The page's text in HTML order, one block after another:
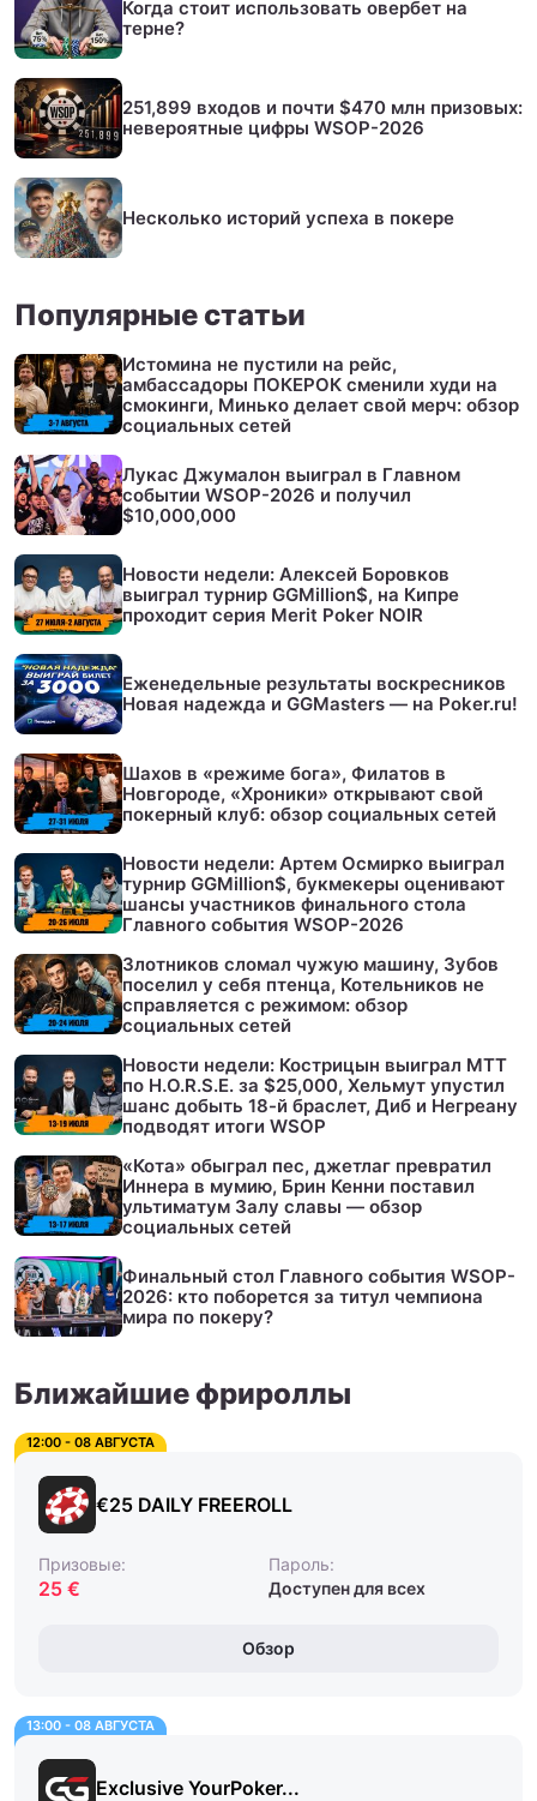
Когда стоит использовать овербет на
терне?
251,899 входов и почти $470 млн призовых:
невероятные цифры WSOP-2026
Несколько историй успеха в покере
Популярные статьи
Истомина не пустили на рейс,
амбассадоры ПОКЕРОК сменили худи на
смокинги, Минько делает свой мерч: обзор
социальных сетей
Лукас Джумалон выиграл в Главном
событии WSOP-2026 и получил
$10,000,000
Новости недели: Алексей Боровков
выиграл турнир GGMillion$, на Кипре
проходит серия Merit Poker NOIR
Еженедельные результаты воскресников
Новая надежда и GGMasters — на Poker.ru!
Шахов в «режиме бога», Филатов в
Новгороде, «Хроники» открывают свой
покерный клуб: обзор социальных сетей
Новости недели: Артем Осмирко выиграл
турнир GGMillion$, букмекеры оценивают
шансы участников финального стола
Главного события WSOP-2026
Злотников сломал чужую машину, Зубов
поселил у себя птенца, Котельников не
справляется с режимом: обзор
социальных сетей
Новости недели: Кострицын выиграл МТТ
по H.O.R.S.E. за $25,000, Хельмут упустил
шанс добыть 18-й браслет, Диб и Негреану
подводят итоги WSOP
«Кота» обыграл пес, джетлаг превратил
Иннера в мумию, Брин Кенни поставил
ультиматум Залу славы — обзор
социальных сетей
Финальный стол Главного события WSOP-
2026: кто поборется за титул чемпиона
мира по покеру?
Ближайшие фрироллы
12:00 - 08 АВГУСТА
€25 DAILY FREEROLL
Призовые:
25 €
Пароль:
Доступен для всех
Обзор
13:00 - 08 АВГУСТА
Exclusive YourPoker...